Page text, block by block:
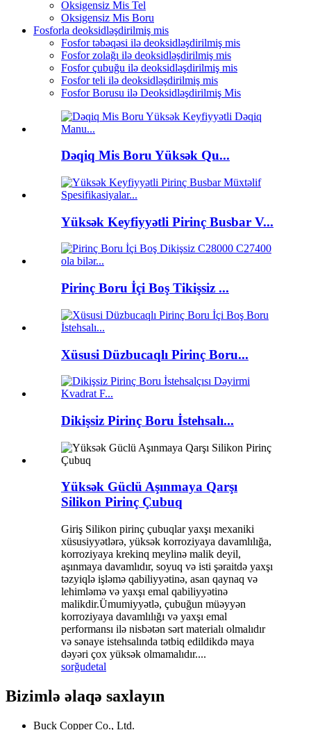
Oksigensiz Mis Tel
Oksigensiz Mis Boru
Fosforla deoksidləşdirilmiş mis
Fosfor təbəqəsi ilə deoksidləşdirilmiş mis
Fosfor zolağı ilə deoksidləşdirilmiş mis
Fosfor çubuğu ilə deoksidləşdirilmiş mis
Fosfor teli ilə deoksidləşdirilmiş mis
Fosfor Borusu ilə Deoksidləşdirilmiş Mis
Dəqiq Mis Boru Yüksək Qu...
Yüksək Keyfiyyətli Pirinç Busbar V...
Pirinç Boru İçi Boş Tikişsiz ...
Xüsusi Düzbucaqlı Pirinç Boru...
Dikişsiz Pirinç Boru İstehsalı...
Yüksək Güclü Aşınmaya Qarşı
Silikon Pirinç Çubuq
Giriş Silikon pirinç çubuqlar yaxşı mexaniki
xüsusiyyətlərə, yüksək korroziyaya davamlılığa,
korroziyaya krekinq meylinə malik deyil,
aşınmaya davamlıdır, soyuq və isti şəraitdə yaxşı
təzyiqlə işləmə qabiliyyətinə, asan qaynaq və
lehimləmə və yaxşı emal qabiliyyətinə
malikdir.Ümumiyyətlə, çubuğun müəyyən
korroziyaya davamlılığı və yaxşı emal
performansı ilə nisbətən sərt materialı olmalıdır
və sənaye istehsalında tətbiq edildikdə maya
dəyəri çox yüksək olmamalıdır....
sorğudetal
Bizimlə əlaqə saxlayın
Buck Copper Co., Ltd.